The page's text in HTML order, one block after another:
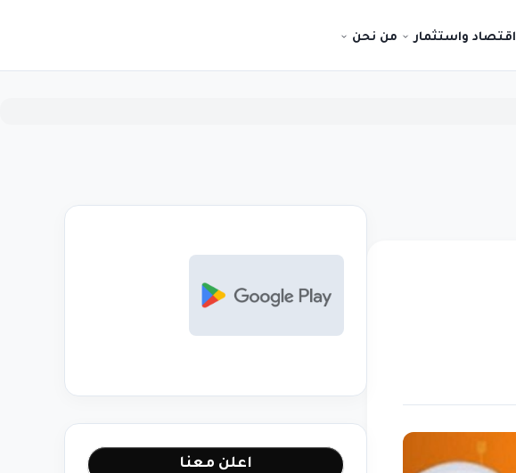
اقتصاد واستثمار من نحن
اعلن معنا